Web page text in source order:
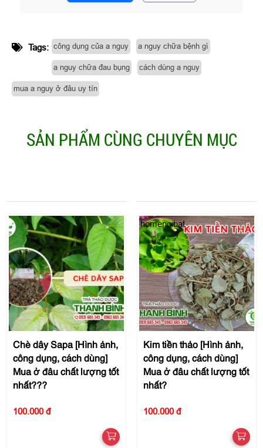
Tags: công dụng của a nguy a nguy chữa bệnh gì
a nguy chữa đau bụng cách dùng a nguy
mua a nguy ở đâu uy tín
SẢN PHẨM CÙNG CHUYÊN MỤC
Chè dây Sapa [Hình ảnh,
công dụng, cách dùng]
Mua ở đâu chất lượng tốt
nhất???
100.000 đ
homenoibat
Kim tiền thảo [Hình ảnh,
công dụng, cách dùng]
Mua ở đâu chất lượng tốt
nhất?
100.000 đ